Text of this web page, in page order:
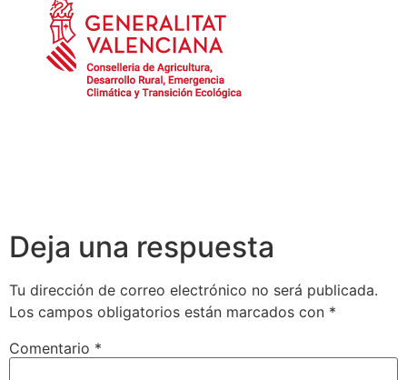
Deja una respuesta
Tu dirección de correo electrónico no será publicada.
Los campos obligatorios están marcados con *
Comentario *